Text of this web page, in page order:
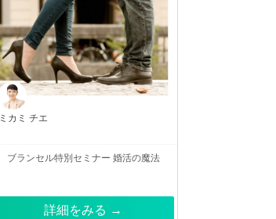
ミカミ チエ
ブランセル特別セミナー 婚活の魔法
詳細をみる →